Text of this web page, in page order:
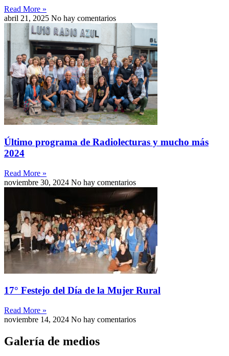
Read More »
abril 21, 2025 No hay comentarios
Último programa de Radiolecturas y mucho más
2024
Read More »
noviembre 30, 2024 No hay comentarios
17° Festejo del Día de la Mujer Rural
Read More »
noviembre 14, 2024 No hay comentarios
Galería de medios